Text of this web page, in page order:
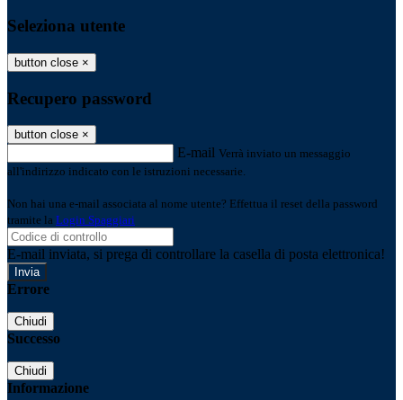
Seleziona utente
button close ×
Recupero password
button close ×
E-mail Verrà inviato un messaggio
all'indirizzo indicato con le istruzioni necessarie.
Non hai una e-mail associata al nome utente? Effettua il reset della password
tramite la Login Spaggiari
E-mail inviata, si prega di controllare la casella di posta elettronica!
Errore
Chiudi
Successo
Chiudi
Informazione